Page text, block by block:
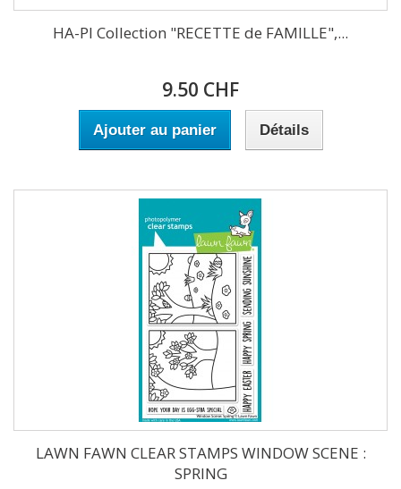
HA-PI Collection "RECETTE de FAMILLE",...
9.50 CHF
Ajouter au panier Détails
LAWN FAWN CLEAR STAMPS WINDOW SCENE :
SPRING